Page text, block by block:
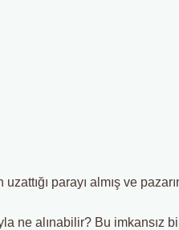
uzattığı parayı almış ve
ne alınabilir? Bu imkansız